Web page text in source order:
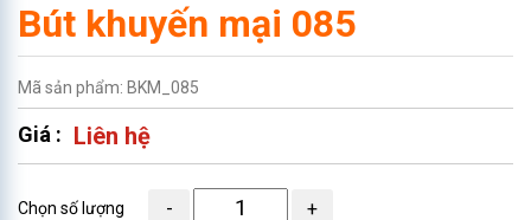
Bút khuyến mại 085
Mã sản phẩm: BKM_085
Giá : Liên hệ
Chọn số lượng